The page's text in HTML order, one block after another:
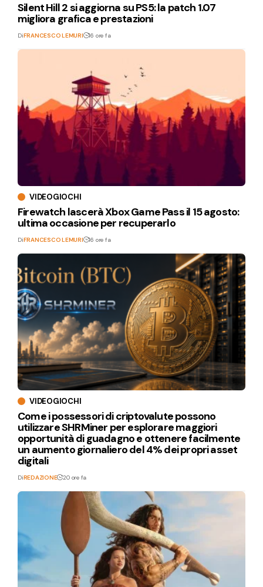
Silent Hill 2 si aggiorna su PS5: la patch 1.07
migliora grafica e prestazioni
DiFRANCESCO LEMURI 16 ore fa
VIDEOGIOCHI
Firewatch lascerà Xbox Game Pass il 15 agosto:
ultima occasione per recuperarlo
DiFRANCESCO LEMURI 16 ore fa
VIDEOGIOCHI
Come i possessori di criptovalute possono
utilizzare SHRMiner per esplorare maggiori
opportunità di guadagno e ottenere facilmente
un aumento giornaliero del 4% dei propri asset
digitali
DiREDAZIONE 20 ore fa